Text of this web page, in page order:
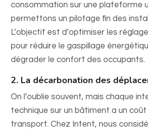
consommation sur une plateforme
permettons un pilotage fin des
L’objectif est d’optimiser les
pour réduire le gaspillage
dégrader le confort des occupants.
2. La décarbonation des
On l’oublie souvent, mais chaque
technique sur un bâtiment a un coût
transport. Chez Intent, nous